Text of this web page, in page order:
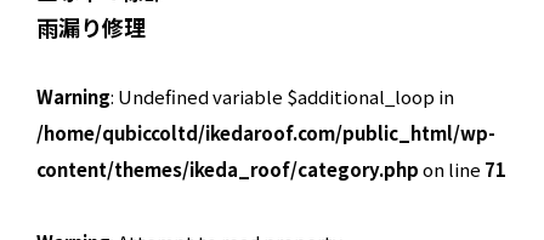
雨漏り修理
Warning: Undefined variable $additional_loop in
/home/qubiccoltd/ikedaroof.com/public_html/wp-
content/themes/ikeda_roof/category.phpon line 71